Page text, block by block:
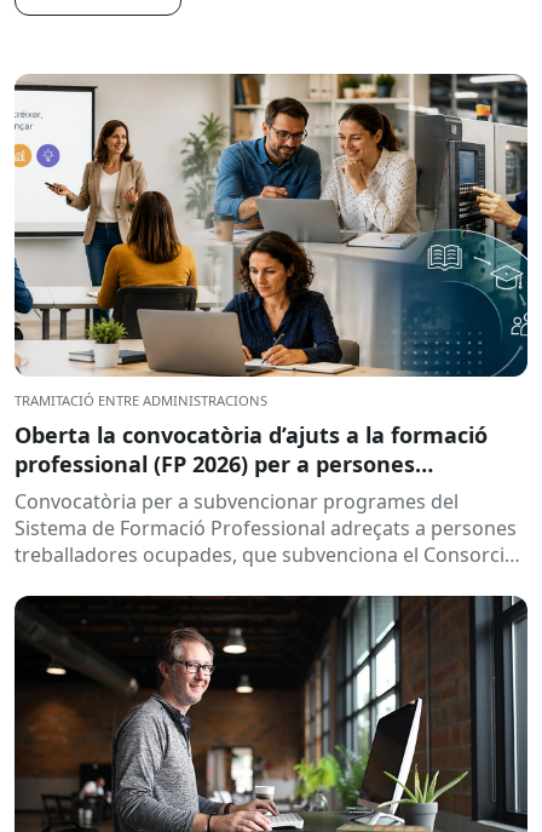
TRAMITACIÓ ENTRE ADMINISTRACIONS
Oberta la convocatòria d’ajuts a la formació
professional (FP 2026) per a persones
treballadores ocupades
Convocatòria per a subvencionar programes del
Sistema de Formació Professional adreçats a persones
treballadores ocupades, que subvenciona el Consorci